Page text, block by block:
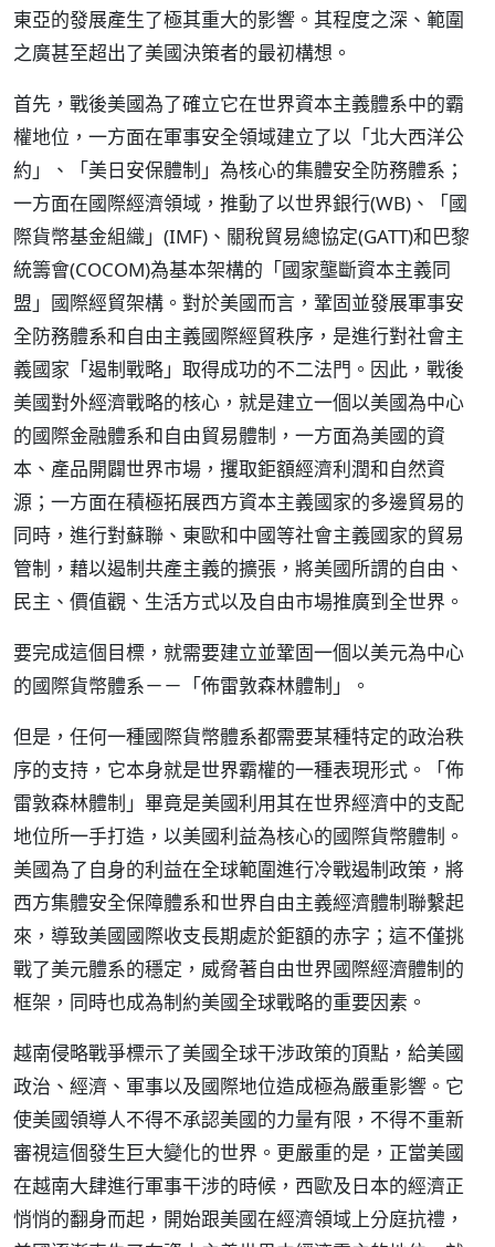
東亞的發展產生了極其重大的影響。其程度之深、範圍
之廣甚至超出了美國決策者的最初構想。
首先，戰後美國為了確立它在世界資本主義體系中的霸
權地位，一方面在軍事安全領域建立了以「北大西洋公
約」、「美日安保體制」為核心的集體安全防務體系；
一方面在國際經濟領域，推動了以世界銀行(WB)、「國
際貨幣基金組織」(IMF)、關稅貿易總協定(GATT)和巴黎
統籌會(COCOM)為基本架構的「國家壟斷資本主義同
盟」國際經貿架構。對於美國而言，鞏固並發展軍事安
全防務體系和自由主義國際經貿秩序，是進行對社會主
義國家「遏制戰略」取得成功的不二法門。因此，戰後
美國對外經濟戰略的核心，就是建立一個以美國為中心
的國際金融體系和自由貿易體制，一方面為美國的資
本、產品開闢世界市場，攫取鉅額經濟利潤和自然資
源；一方面在積極拓展西方資本主義國家的多邊貿易的
同時，進行對蘇聯、東歐和中國等社會主義國家的貿易
管制，藉以遏制共產主義的擴張，將美國所謂的自由、
民主、價值觀、生活方式以及自由市場推廣到全世界。
要完成這個目標，就需要建立並鞏固一個以美元為中心
的國際貨幣體系－－「佈雷敦森林體制」。
但是，任何一種國際貨幣體系都需要某種特定的政治秩
序的支持，它本身就是世界霸權的一種表現形式。「佈
雷敦森林體制」畢竟是美國利用其在世界經濟中的支配
地位所一手打造，以美國利益為核心的國際貨幣體制。
美國為了自身的利益在全球範圍進行冷戰遏制政策，將
西方集體安全保障體系和世界自由主義經濟體制聯繫起
來，導致美國國際收支長期處於鉅額的赤字；這不僅挑
戰了美元體系的穩定，威脅著自由世界國際經濟體制的
框架，同時也成為制約美國全球戰略的重要因素。
越南侵略戰爭標示了美國全球干涉政策的頂點，給美國
政治、經濟、軍事以及國際地位造成極為嚴重影響。它
使美國領導人不得不承認美國的力量有限，不得不重新
審視這個發生巨大變化的世界。更嚴重的是，正當美國
在越南大肆進行軍事干涉的時候，西歐及日本的經濟正
悄悄的翻身而起，開始跟美國在經濟領域上分庭抗禮，